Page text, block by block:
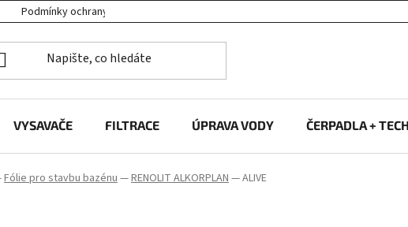
Podmínky ochrany osobních údajů
VYSAVAČE FILTRACE ÚPRAVA VODY ČERPADLA +
Fólie pro stavbu bazénu—RENOLIT ALKORPLAN—ALIVE